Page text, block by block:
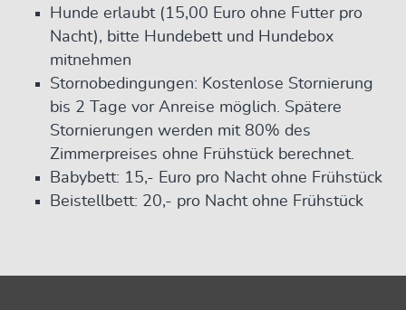
Hunde erlaubt (15,00 Euro ohne Futter pro
Nacht), bitte Hundebett und Hundebox
mitnehmen
Stornobedingungen: Kostenlose Stornierung
bis 2 Tage vor Anreise möglich. Spätere
Stornierungen werden mit 80% des
Zimmerpreises ohne Frühstück berechnet.
Babybett: 15,- Euro pro Nacht ohne Frühstück
Beistellbett: 20,- pro Nacht ohne Frühstück